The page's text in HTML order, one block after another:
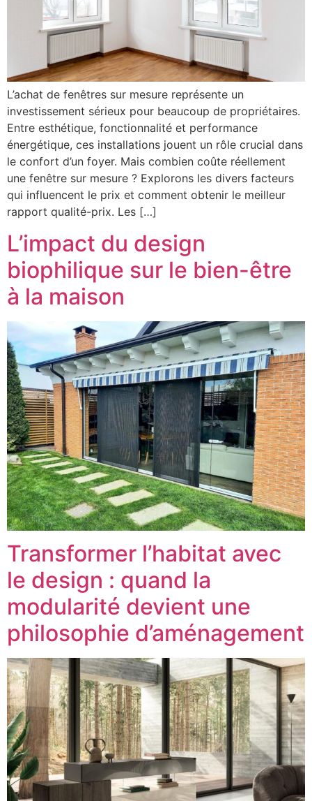
L’achat de fenêtres sur mesure représente un
investissement sérieux pour beaucoup de propriétaires.
Entre esthétique, fonctionnalité et performance
énergétique, ces installations jouent un rôle crucial dans
le confort d’un foyer. Mais combien coûte réellement
une fenêtre sur mesure ? Explorons les divers facteurs
qui influencent le prix et comment obtenir le meilleur
rapport qualité-prix. Les […]
L’impact du design
biophilique sur le bien-être
à la maison
Transformer l’habitat avec
le design : quand la
modularité devient une
philosophie d’aménagement